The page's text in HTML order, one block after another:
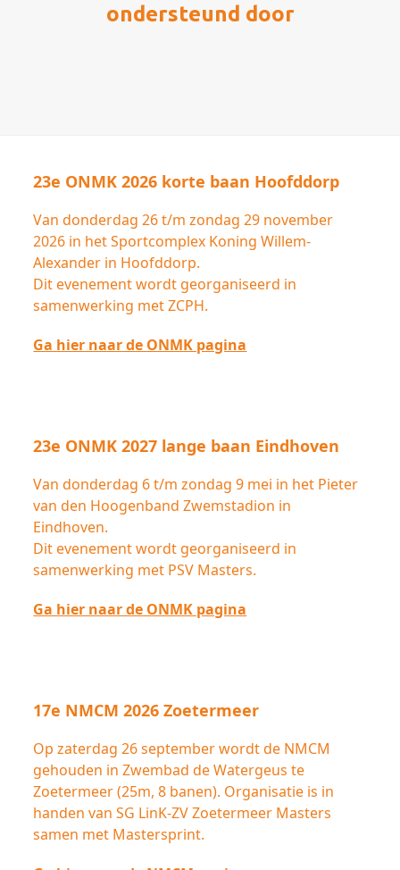
ondersteund door
23e ONMK 2026 korte baan Hoofddorp
Van donderdag 26 t/m zondag 29 november
2026 in het Sportcomplex Koning Willem-
Alexander in Hoofddorp.
Dit evenement wordt georganiseerd in
samenwerking met ZCPH.
Ga hier naar de ONMK pagina
23e ONMK 2027 lange baan Eindhoven
Van donderdag 6 t/m zondag 9 mei in het Pieter
van den Hoogenband Zwemstadion in
Eindhoven.
Dit evenement wordt georganiseerd in
samenwerking met PSV Masters.
Ga hier naar de ONMK pagina
17e NMCM 2026 Zoetermeer
Op zaterdag 26 september wordt de NMCM
gehouden in Zwembad de Watergeus te
Zoetermeer (25m, 8 banen). Organisatie is in
handen van SG LinK-ZV Zoetermeer Masters
samen met Mastersprint.